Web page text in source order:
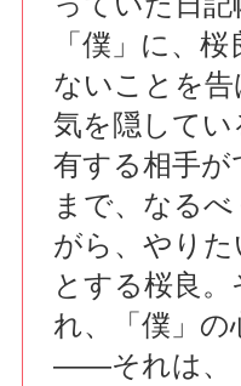
「僕」に、
ないことを
気を隠して
有する相手
まで、なる
がら、やり
とする桜良
れ、「僕」
――それは、